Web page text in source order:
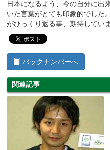
日本になるよう、今の自分に出
いた言葉がとても印象的でした
がひっくり返る事、期待してい
バックナンバーへ
関連記事